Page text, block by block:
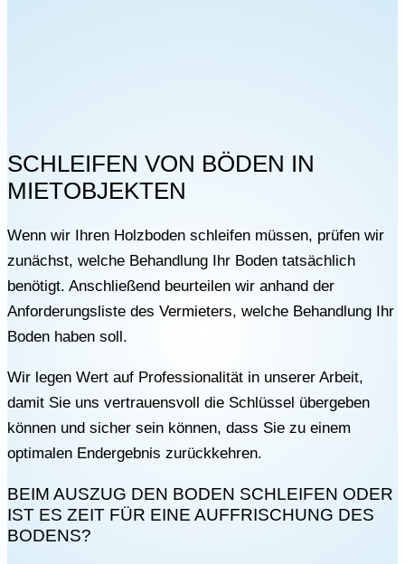
SCHLEIFEN VON BÖDEN IN
MIETOBJEKTEN
Wenn wir Ihren Holzboden schleifen müssen, prüfen wir
zunächst, welche Behandlung Ihr Boden tatsächlich
benötigt. Anschließend beurteilen wir anhand der
Anforderungsliste des Vermieters, welche Behandlung Ihr
Boden haben soll.
Wir legen Wert auf Professionalität in unserer Arbeit,
damit Sie uns vertrauensvoll die Schlüssel übergeben
können und sicher sein können, dass Sie zu einem
optimalen Endergebnis zurückkehren.
BEIM AUSZUG DEN BODEN SCHLEIFEN ODER
IST ES ZEIT FÜR EINE AUFFRISCHUNG DES
BODENS?